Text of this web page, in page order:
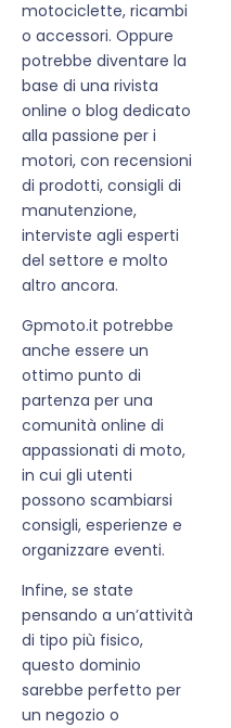
motociclette, ricambi
o accessori. Oppure
potrebbe diventare la
base di una rivista
online o blog dedicato
alla passione per i
motori, con recensioni
di prodotti, consigli di
manutenzione,
interviste agli esperti
del settore e molto
altro ancora.
Gpmoto.it potrebbe
anche essere un
ottimo punto di
partenza per una
comunità online di
appassionati di moto,
in cui gli utenti
possono scambiarsi
consigli, esperienze e
organizzare eventi.
Infine, se state
pensando a un’attività
di tipo più fisico,
questo dominio
sarebbe perfetto per
un negozio o